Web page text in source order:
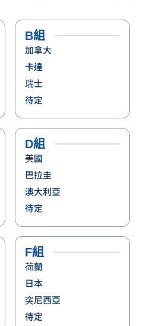
B組
加拿大
卡達
瑞士
待定
D組
美國
巴拉圭
澳大利亞
待定
F組
荷蘭
日本
突尼西亞
待定